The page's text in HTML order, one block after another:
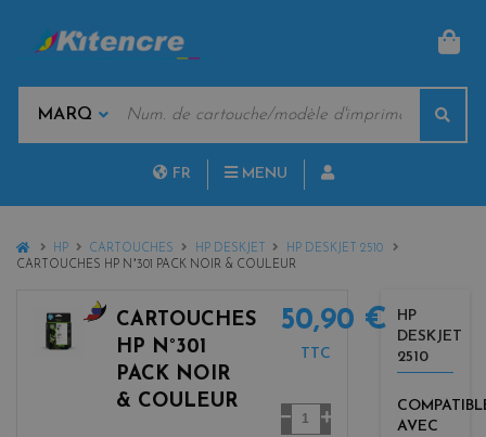
MARQUES
CLÉS
FR MENU
HOME
HP CARTOUCHES HP DESKJET
HP DESKJET 2510
CARTOUCHES HP N°301 PACK NOIR & COULEUR
CARTOUCHES
HP N°301
PACK NOIR
& COULEUR
50,90 €
TTC
Quantité
HP
DESKJET
2510
AVEC